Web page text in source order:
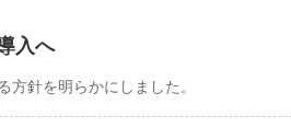
入へ
針を明らかにしました。